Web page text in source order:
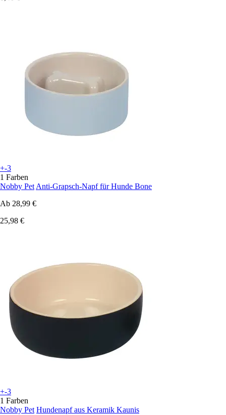
+-3
1 Farben
Nobby Pet Anti-Grapsch-Napf für Hunde Bone
Ab 28,99 €
25,98 €
+-3
1 Farben
Nobby Pet Hundenapf aus Keramik Kaunis